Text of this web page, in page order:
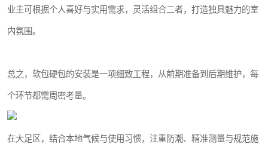
业主可根据个人喜好与实用需求，灵活组合二者，打造独具魅力的室
内氛围。
总之，软包硬包的安装是一项细致工程，从前期准备到后期维护，每
个环节都需周密考量。
在大足区，结合本地气候与使用习惯，注重防潮、精准测量与规范施